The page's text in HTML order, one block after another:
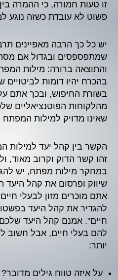
זו טעות חמורה, כי ההמרה
פשוט לא עובדת כשזה נוגע
יש כל כך הרבה מאפיינים
שמתפספסים ובגדול אם
והתוצאה ברורה: מילות
בהכרח יהיו דומות
בשורת החיפוש, ובכך אתם
מהלקוחות הפוטנציאליים
שאינו מדויק למילות המפתח
הקשר בין קהל יעד למילות
זהו קשר הדוק וקרוב מאוד,
במחקר מילות מפתח, יש
שיווק ופרסום את קהל
אתם מוכרים מזון לבעלי
להגדיר את קהל היעד
חיים". אמנם קהל היעד
להם בעלי חיים, אבל חשוב
יותר:
על איזה טווח גילים